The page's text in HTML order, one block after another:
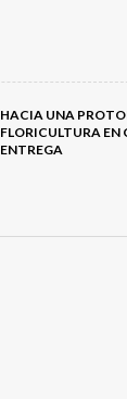
HACIA UNA
FLORICULTURA EN
ENTREGA